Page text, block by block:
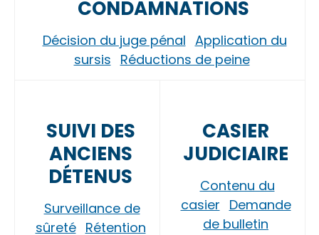
CONDAMNATIONS
Décision du juge pénal Application du
sursis Réductions de peine
SUIVI DES
ANCIENS
DÉTENUS
Surveillance de
sûreté Rétention
CASIER
JUDICIAIRE
Contenu du
casier Demande
de bulletin